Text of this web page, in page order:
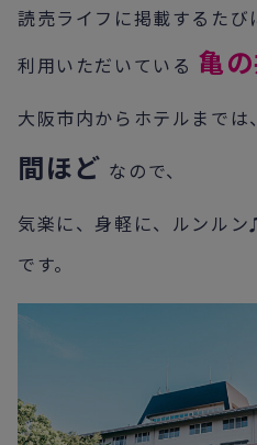
読売ライフに掲載するた
利用いただいている 亀
大阪市内からホテルまでは
間ほど なので、
気楽に、身軽に、ルンルン
です。